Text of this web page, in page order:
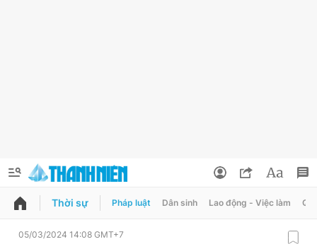
QUẢNG CÁO
Thời sự Pháp luật Dân sinh Lao động - Việc làm
05/03/2024 14:08 GMT+7